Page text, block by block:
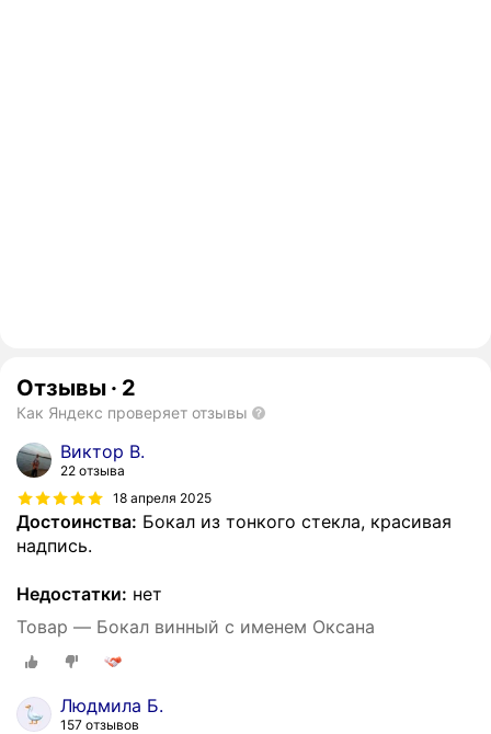
Отзывы · 2
Как Яндекс проверяет отзывы
Виктор В.
22 отзыва
18 апреля 2025
Достоинства: Бокал из тонкого стекла, красивая
надпись.
Недостатки: нет
Товар — Бокал винный с именем Оксана
Людмила Б.
157 отзывов